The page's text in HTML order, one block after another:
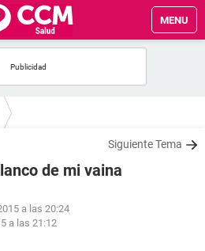
MENU
Siguiente Tema
de mi vaina
a las 20:24
a las 21:12